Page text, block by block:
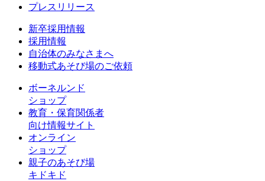
プレスリリース
新卒採用情報
採用情報
自治体のみなさまへ
移動式あそび場のご依頼
ボーネルンド
ショップ
教育・保育関係者
向け情報サイト
オンライン
ショップ
親子のあそび場
キドキド